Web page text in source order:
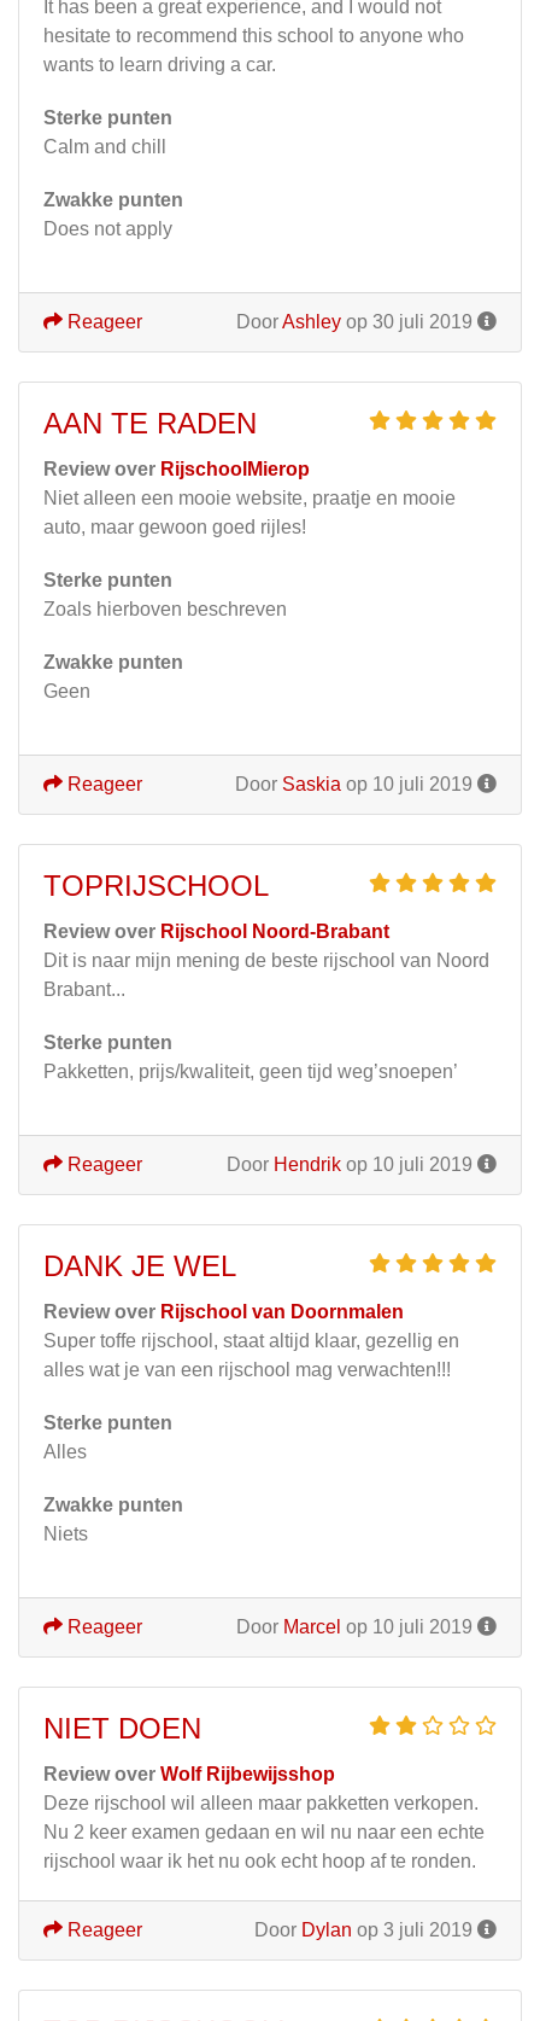
It has been a great experience, and I would not
hesitate to recommend this school to anyone who
wants to learn driving a car.
Sterke punten
Calm and chill
Zwakke punten
Does not apply
DoorAshley op 30 juli 2019
Reageer
AAN TE RADEN
Review over RijschoolMierop
Niet alleen een mooie website, praatje en mooie
auto, maar gewoon goed rijles!
Sterke punten
Zoals hierboven beschreven
Zwakke punten
Geen
Door Saskia op 10 juli 2019
Reageer
TOPRIJSCHOOL
Review over Rijschool Noord-Brabant
Dit is naar mijn mening de beste rijschool van Noord
Brabant...
Sterke punten
Pakketten, prijs/kwaliteit, geen tijd weg’snoepen’
Door Hendrik op 10 juli 2019
Reageer
DANK JE WEL
Review over Rijschool van Doornmalen
Super toffe rijschool, staat altijd klaar, gezellig en
alles wat je van een rijschool mag verwachten!!!
Sterke punten
Alles
Zwakke punten
Niets
Door Marcel op 10 juli 2019
Reageer
NIET DOEN
Review over Wolf Rijbewijsshop
Deze rijschool wil alleen maar pakketten verkopen.
Nu 2 keer examen gedaan en wil nu naar een echte
rijschool waar ik het nu ook echt hoop af te ronden.
Door Dylan op 3 juli 2019
Reageer